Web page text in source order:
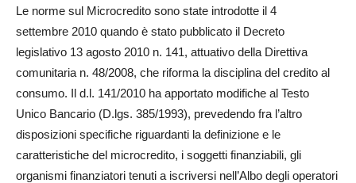
Le norme sul Microcredito sono state introdotte il 4
settembre 2010 quando è stato pubblicato il Decreto
legislativo 13 agosto 2010 n. 141, attuativo della Direttiva
comunitaria n. 48/2008, che riforma la disciplina del credito al
consumo. Il d.l. 141/2010 ha apportato modifiche al Testo
Unico Bancario (D.lgs. 385/1993), prevedendo fra l’altro
disposizioni specifiche riguardanti la definizione e le
caratteristiche del microcredito, i soggetti finanziabili, gli
organismi finanziatori tenuti a iscriversi nell’Albo degli operatori